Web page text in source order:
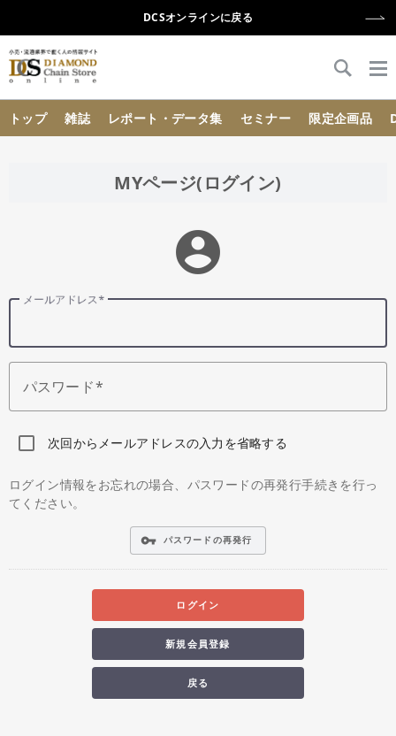
DCSオンラインに戻る
トップ 雑誌 レポート・データ集 セミナー 限定企画品
MYページ(ログイン)
account_circle
メールアドレス
パスワード
次回からメールアドレスの入力を省略する
ログイン情報をお忘れの場合、パスワードの再発行手続きを行っ
てください。
vpn_key パスワードの再発行
ログイン
新規会員登録
戻る